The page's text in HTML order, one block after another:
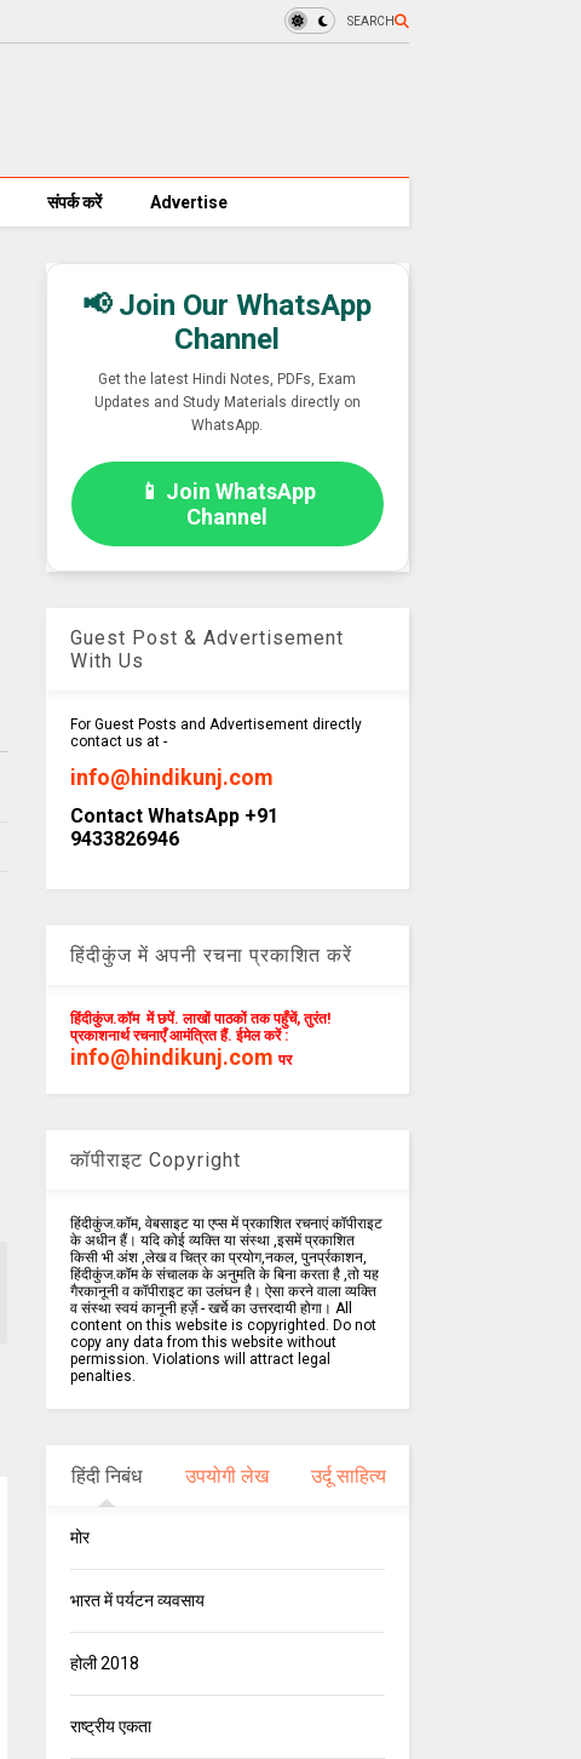
SEARCH
संपर्क करें Advertise
📢 Join Our WhatsApp
Channel
Get the latest Hindi Notes, PDFs, Exam
Updates and Study Materials directly on
WhatsApp.
📱 Join WhatsApp
Channel
Guest Post & Advertisement
With Us
For Guest Posts and Advertisement directly
contact us at -
info@hindikunj.com
Contact WhatsApp +91
9433826946
हिंदीकुंज में अपनी रचना प्रकाशित करें
हिंदीकुंज.कॉम में छपें. लाखों पाठकों तक पहुँचें, तुरंत!
प्रकाशनार्थ रचनाएँ आमंत्रित हैं. ईमेल करें :
info@hindikunj.com पर
कॉपीराइट Copyright
हिंदीकुंज.कॉम, वेबसाइट या एप्स में प्रकाशित रचनाएं कॉपीराइट
के अधीन हैं। यदि कोई व्यक्ति या संस्था ,इसमें प्रकाशित
किसी भी अंश ,लेख व चित्र का प्रयोग,नकल, पुनर्प्रकाशन,
हिंदीकुंज.कॉम के संचालक के अनुमति के बिना करता है ,तो यह
गैरकानूनी व कॉपीराइट का उलंघन है। ऐसा करने वाला व्यक्ति
व संस्था स्वयं कानूनी हर्ज़े - खर्चे का उत्तरदायी होगा। All
content on this website is copyrighted. Do not
copy any data from this website without
permission. Violations will attract legal
penalties.
हिंदी निबंध उपयोगी लेख उर्दू साहित्य
मोर
भारत में पर्यटन व्यवसाय
होली 2018
राष्ट्रीय एकता